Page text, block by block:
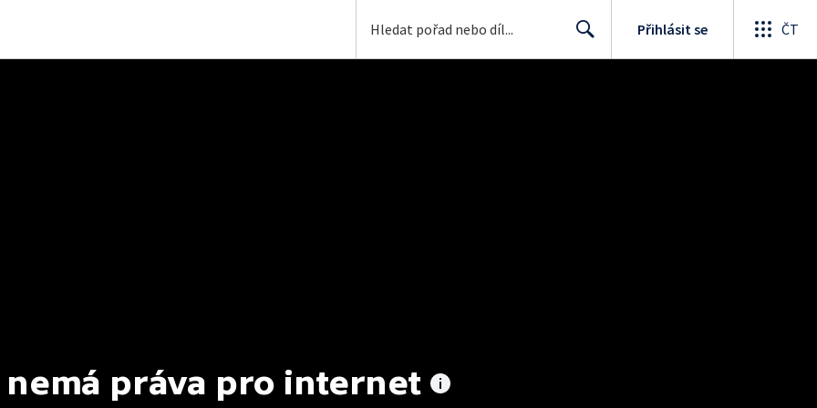
Přihlásit se ČT
nemá práva pro internet